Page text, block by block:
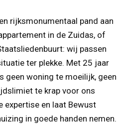
rijksmonumentaal pand aan
in de Zuidas, of
wij passen
ter plekke. Met 25 jaar
geen woning te moeilijk, geen
te krap voor ons
expertise en laat Bewust
in goede handen nemen.